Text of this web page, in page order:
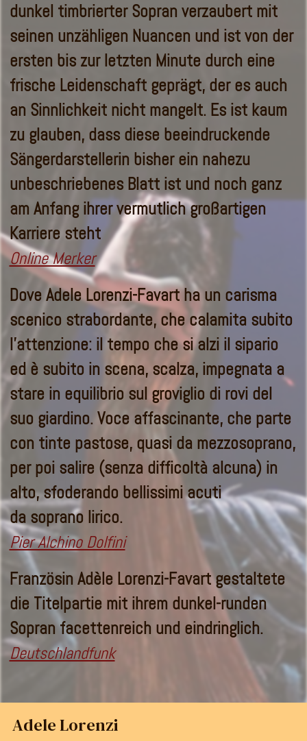
dunkel timbrierter Sopran verzaubert mit
seinen unzähligen Nuancen und ist von der
ersten bis zur letzten Minute durch eine
frische Leidenschaft geprägt, der es auch
an Sinnlichkeit nicht mangelt. Es ist kaum
zu glauben, dass diese beeindruckende
Sängerdarstellerin bisher ein nahezu
unbeschriebenes Blatt ist und noch ganz
am Anfang ihrer vermutlich großartigen
Karriere steht
Online Merker
Dove Adele Lorenzi-Favart ha un carisma
scenico strabordante, che calamita subito
l’attenzione: il tempo che si alzi il sipario
ed è subito in scena, scalza, impegnata a
stare in equilibrio sul groviglio di rovi del
suo giardino. Voce affascinante, che parte
con tinte pastose, quasi da mezzosoprano,
per poi salire (senza difficoltà alcuna) in
alto, sfoderando bellissimi acuti
da soprano lirico.
Pier Alchino Dolfini
Französin Adèle Lorenzi-Favart gestaltete
die Titelpartie mit ihrem dunkel-runden
Sopran facettenreich und eindringlich.
Deutschlandfunk
Adele Lorenzi